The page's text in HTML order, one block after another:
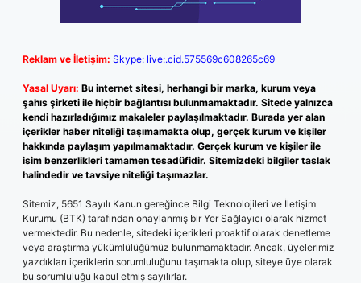
Reklam ve İletişim: Skype: live:.cid.575569c608265c69
Yasal Uyarı: Bu internet sitesi, herhangi bir marka, kurum veya
şahıs şirketi ile hiçbir bağlantısı bulunmamaktadır. Sitede yalnızca
kendi hazırladığımız makaleler paylaşılmaktadır. Burada yer alan
içerikler haber niteliği taşımamakta olup, gerçek kurum ve kişiler
hakkında paylaşım yapılmamaktadır. Gerçek kurum ve kişiler ile
isim benzerlikleri tamamen tesadüfidir. Sitemizdeki bilgiler taslak
halindedir ve tavsiye niteliği taşımazlar.
Sitemiz, 5651 Sayılı Kanun gereğince Bilgi Teknolojileri ve İletişim
Kurumu (BTK) tarafından onaylanmış bir Yer Sağlayıcı olarak hizmet
vermektedir. Bu nedenle, sitedeki içerikleri proaktif olarak denetleme
veya araştırma yükümlülüğümüz bulunmamaktadır. Ancak, üyelerimiz
yazdıkları içeriklerin sorumluluğunu taşımakta olup, siteye üye olarak
bu sorumluluğu kabul etmiş sayılırlar.